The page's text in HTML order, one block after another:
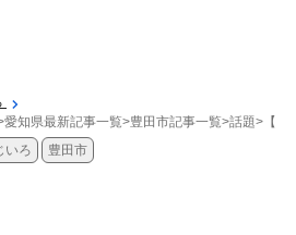
愛知県最新記事一覧>豊田市記事一覧>話題>【豊
いろ 豊田市